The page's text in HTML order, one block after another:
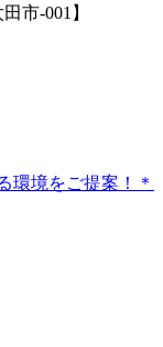
市-001】
環境をご提案！＊